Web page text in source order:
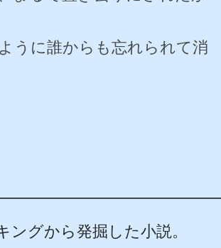
うに誰からも忘れられて消
グから発掘した小説。